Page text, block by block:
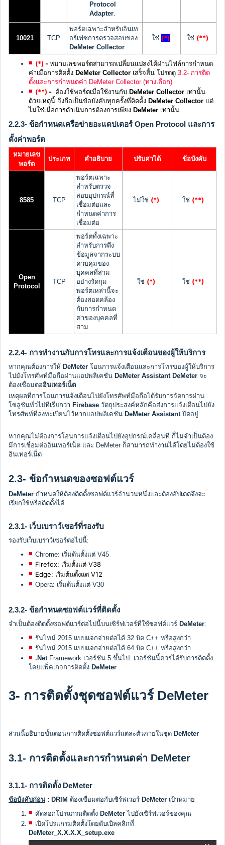
Protocol
Adapter.
10021 TCP
พอร์ตเฉพาะสำหรับอินเท
อร์เฟซการตรวจสอบของ
DeMeter Collector
ใช่ (*) ใช่ (**)
(*) - หมายเลขพอร์ตสามารถเปลี่ยนแปลงได้ผ่านไฟล์การกำหนด
ค่าเมื่อการติดตั้ง DeMeter Collector เสร็จสิ้น โปรดดู 3.2- การติด
ตั้งและการกำหนดค่า DeMeter Collector (ทางเลือก)
(**) - ต้องใช้พอร์ตเมื่อใช้งานกับ DeMeter Collector เท่านั้น
ด้วยเหตุนี้ จึงถือเป็นข้อบังคับทุกครั้งที่ติดตั้ง DeMeter Collector แต่
ไม่ใช่เมื่อการดำเนินการต้องการเพียง DeMeter เท่านั้น
2.2.3- ข้อกำหนดเครือข่ายอะแดปเตอร์ Open Protocol และการ
ตั้งค่าพอร์ต
หมายเลข
พอร์ต
ประเภท คำอธิบาย ปรับค่าได้ ข้อบังคับ
8585 TCP
พอร์ตเฉพาะ
สำหรับตรวจ
สอบอุปกรณ์ที่
เชื่อมต่อและ
กำหนดค่าการ
เชื่อมต่อ
ไม่ใช่ (*) ใช่ (**)
Open
Protocol
TCP
พอร์ตทั้งเฉพาะ
สำหรับการดึง
ข้อมูลจากระบบ
ควบคุมของ
บุคคลที่สาม
อย่างรัดกุม
พอร์ตเหล่านี้จะ
ต้องสอดคล้อง
กับการกำหนด
ค่าของบุคคลที่
สาม
ใช่ (*) ใช่ (**)
2.2.4- การทำงานกับการโทรและการแจ้งเตือนของผู้ให้บริการ
หากคุณต้องการให้ DeMeter โอนการแจ้งเตือนและการโทรของผู้ให้บริการ
ไปยังโทรศัพท์มือถือผ่านแอปพลิเคชัน DeMeter Assistant DeMeter จะ
ต้องเชื่อมต่ออินเทอร์เน็ต
เหตุผลที่การโอนการแจ้งเตือนไปยังโทรศัพท์มือถือได้รับการจัดการผ่าน
โซลูชันทั่วไปที่เรียกว่า Firebase วัตถุประสงค์หลักคือส่งการแจ้งเตือนไปยัง
โทรศัพท์ที่ลงทะเบียนไว้หากแอปพลิเคชัน DeMeter Assistantปิดอยู่
หากคุณไม่ต้องการโอนการแจ้งเตือนไปยังอุปกรณ์เคลื่อนที่ ก็ไม่จำเป็นต้อง
มีการเชื่อมต่ออินเทอร์เน็ต และ DeMeter ก็สามารถทำงานได้โดยไม่ต้องใช้
อินเทอร์เน็ต
2.3- ข้อกำหนดของซอฟต์แวร์
DeMeter กำหนดให้ต้องติดตั้งซอฟต์แวร์จำนวนหนึ่งและต้องอัปเดตจึงจะ
เรียกใช้หรือติดตั้งได้
2.3.1- เว็บเบราว์เซอร์ที่รองรับ
รองรับเว็บเบราว์เซอร์ต่อไปนี้:
Chrome: เริ่มต้นตั้งแต่ V45
Firefox: เริ่มตั้งแต่ V38
Edge: เริ่มต้นตั้งแต่ V12
Opera: เริ่มต้นตั้งแต่ V30
2.3.2- ข้อกำหนดซอฟต์แวร์ที่ติดตั้ง
จำเป็นต้องติดตั้งซอฟต์แวร์ต่อไปนี้บนเซิร์ฟเวอร์ที่ใช้ซอฟต์แวร์ DeMeter:
รันไทม์ 2015 แบบแจกจ่ายต่อได้ 32 บิต C++ หรือสูงกว่า
รันไทม์ 2015 แบบแจกจ่ายต่อได้ 64 บิต C++ หรือสูงกว่า
.NetFramework เวอร์ชัน 5 ขึ้นไป: เวอร์ชันนี้ควรได้รับการติดตั้ง
โดยแพ็คเกจการติดตั้ง DeMeter
3- การติดตั้งชุดซอฟต์แวร์ DeMeter
ส่วนนี้อธิบายขั้นตอนการติดตั้งซอฟต์แวร์แต่ละตัวภายในชุด DeMeter
3.1- การติดตั้งและการกำหนดค่า DeMeter
3.1.1- การติดตั้ง DeMeter
ข้อบังคับก่อน : DRIM ต้องเชื่อมต่อกับเซิร์ฟเวอร์ DeMeter เป้าหมาย
คัดลอกโปรแกรมติดตั้ง DeMeter ไปยังเซิร์ฟเวอร์ของคุณ
เปิดโปรแกรมติดตั้งโดยดับเบิลคลิกที่
DeMeter_X.X.X.X_setup.exe